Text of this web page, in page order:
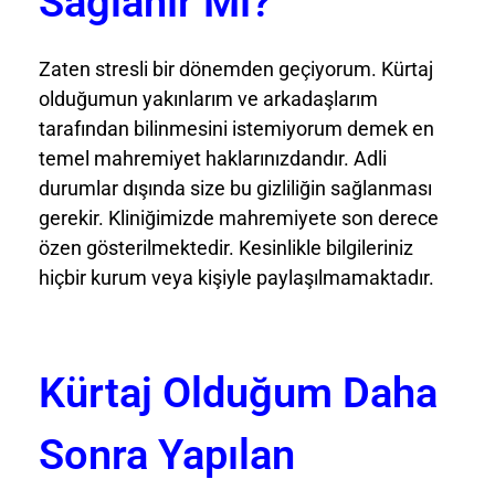
Zaten stresli bir dönemden geçiyorum. Kürtaj
olduğumun yakınlarım ve arkadaşlarım
tarafından bilinmesini istemiyorum demek en
temel mahremiyet haklarınızdandır. Adli
durumlar dışında size bu gizliliğin sağlanması
gerekir. Kliniğimizde mahremiyete son derece
özen gösterilmektedir. Kesinlikle bilgileriniz
hiçbir kurum veya kişiyle paylaşılmamaktadır.
Kürtaj Olduğum Daha
Sonra Yapılan